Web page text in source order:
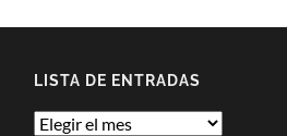
LISTA DE ENTRADAS
Lista